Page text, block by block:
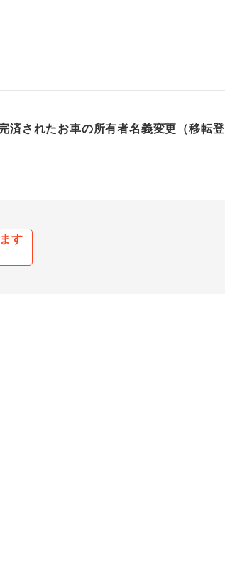
済されたお車の所有者名義変更（移転登